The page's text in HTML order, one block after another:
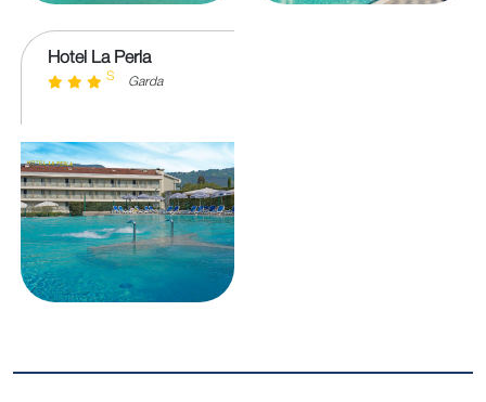
Hotel La Perla
S Garda